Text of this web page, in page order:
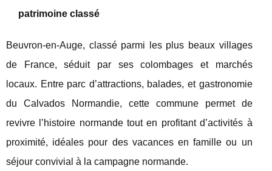
patrimoine classé
Beuvron-en-Auge, classé parmi les plus beaux villages
de France, séduit par ses colombages et marchés
locaux. Entre parc d’attractions, balades, et gastronomie
du Calvados Normandie, cette commune permet de
revivre l’histoire normande tout en profitant d’activités à
proximité, idéales pour des vacances en famille ou un
séjour convivial à la campagne normande.